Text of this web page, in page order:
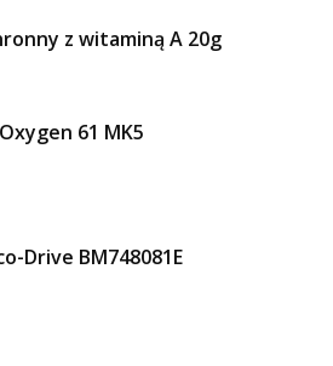
z witaminą A 20g
61 MK5
Drive BM748081E